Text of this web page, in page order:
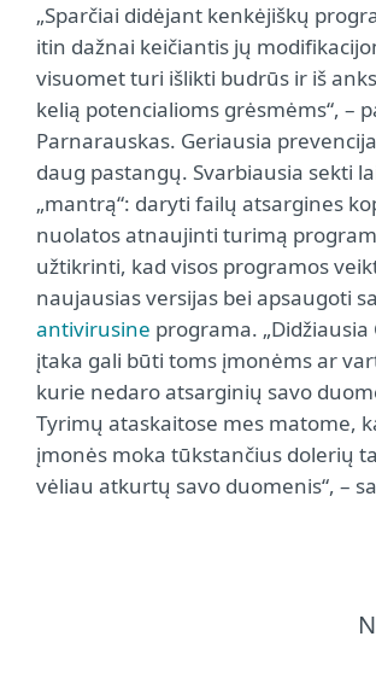
„Sparčiai didėjant kenkėjiškų
itin dažnai keičiantis jų
visuomet turi išlikti budrūs ir iš
kelią potencialioms grėsmėms“, –
Parnarauskas. Geriausia
daug pastangų. Svarbiausia sekti
„mantrą“: daryti failų atsargines
nuolatos atnaujinti turimą
užtikrinti, kad visos programos
naujausias versijas bei apsaugoti
antivirusine programa. „Didžiausia
įtaka gali būti toms įmonėms ar
kurie nedaro atsarginių savo
Tyrimų ataskaitose mes matome,
įmonės moka tūkstančius dolerių
vėliau atkurtų savo duomenis“, –